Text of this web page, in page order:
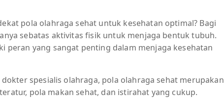
pola olahraga sehat untuk kesehatan optimal? Bagi
sebatas aktivitas fisik untuk menjaga bentuk tubuh.
peran yang sangat penting dalam menjaga kesehatan
spesialis olahraga, pola olahraga sehat merupakan
pola makan sehat, dan istirahat yang cukup.